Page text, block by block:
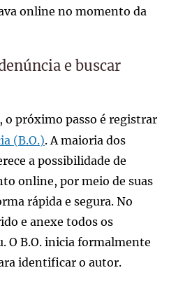
online no momento da
e buscar
o próximo passo é registrar
(B.O.). A maioria dos
a possibilidade de
online, por meio de suas
rápida e segura. No
e anexe todos os
O B.O. inicia formalmente
identificar o autor.